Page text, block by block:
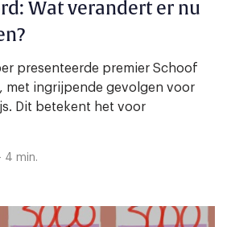
Wat verandert er nu
presenteerde premier Schoof
met ingrijpende gevolgen voor
Dit betekent het voor
4 min.